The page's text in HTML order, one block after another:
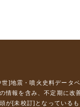
世]地震・噴火史料データ
情報を含み、不定期に改
が[未校訂]となっている